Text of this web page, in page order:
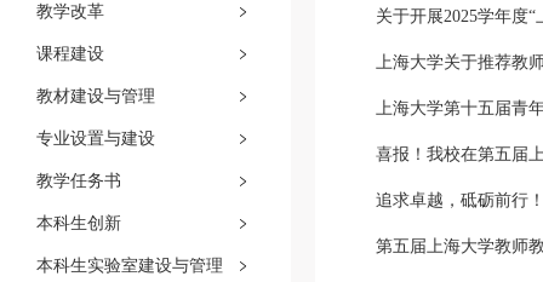
教学改革
课程建设
教材建设与管理
专业设置与建设
教学任务书
本科生创新
本科生实验室建设与管理
上海大学关于推荐教
上海大学第十五届青
喜报！我校在第五届
追求卓越，砥砺前行
第五届上海大学教师